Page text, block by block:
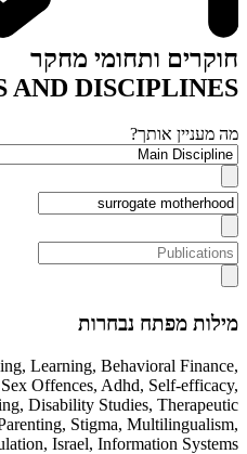
חוקרים ותחומי מחקר
AND DISCIPLINES
מה מעניין אותך?
מילות מפתח נבחרות
, Learning, Behavioral Finance,
Sex Offences, Adhd, Self-efficacy,
, Disability Studies, Therapeutic
, Stigma, Multilingualism,
, Israel, Information Systems